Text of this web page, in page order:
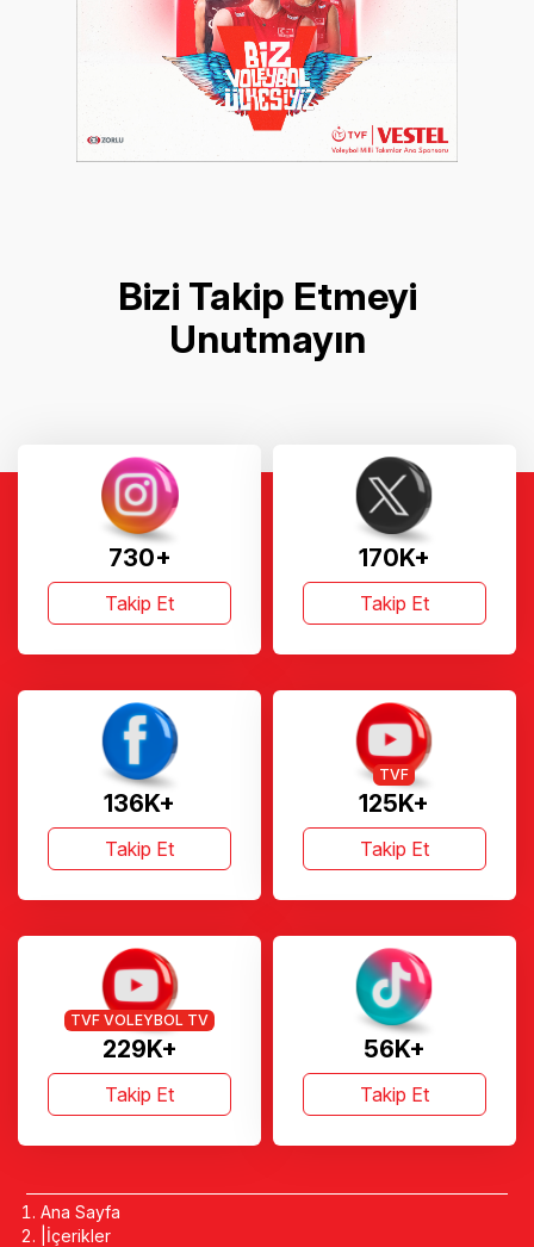
Bizi Takip Etmeyi
Unutmayın
730+
Takip Et
170K+
Takip Et
136K+
Takip Et
125K+
TVF
Takip Et
229K+
TVF VOLEYBOL TV
Takip Et
56K+
Takip Et
Ana Sayfa
İçerikler